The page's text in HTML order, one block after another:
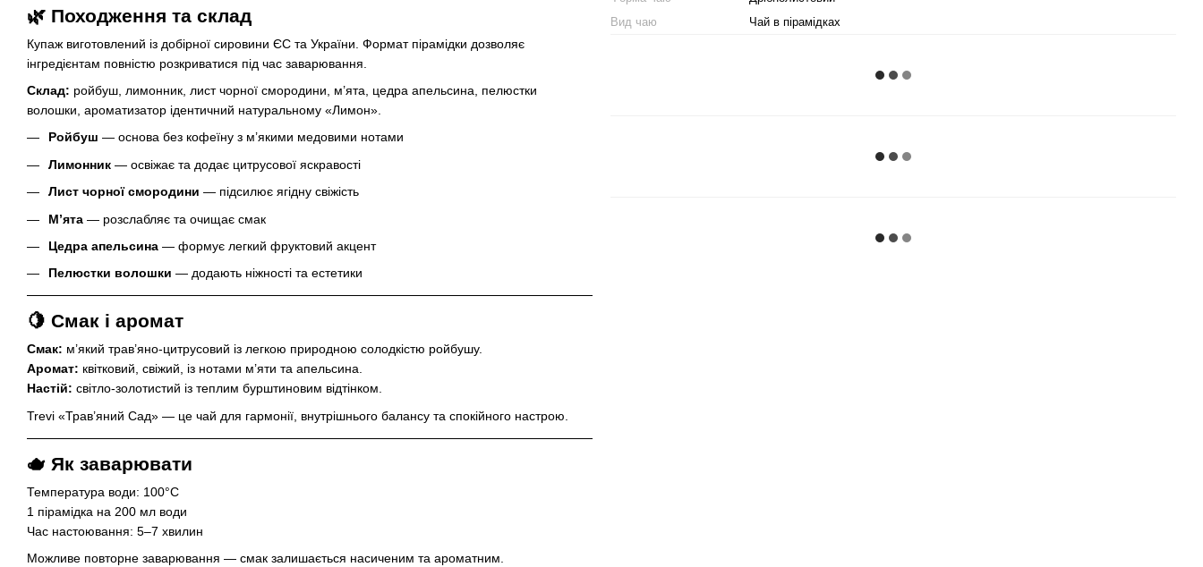
🌿 Походження та склад
Купаж виготовлений із добірної сировини ЄС та України. Формат пірамідки дозволяє
інгредієнтам повністю розкриватися під час заварювання.
Склад: ройбуш, лимонник, лист чорної смородини, м’ята, цедра апельсина, пелюстки
волошки, ароматизатор ідентичний натуральному «Лимон».
Ройбуш — основа без кофеїну з м’якими медовими нотами
Лимонник — освіжає та додає цитрусової яскравості
Лист чорної смородини — підсилює ягідну свіжість
М’ята — розслабляє та очищає смак
Цедра апельсина — формує легкий фруктовий акцент
Пелюстки волошки — додають ніжності та естетики
🍋 Смак і аромат
Смак: м’який трав’яно-цитрусовий із легкою природною солодкістю ройбушу.
Аромат: квітковий, свіжий, із нотами м’яти та апельсина.
Настій: світло-золотистий із теплим бурштиновим відтінком.
Trevi «Трав’яний Сад» — це чай для гармонії, внутрішнього балансу та спокійного настрою.
🫖 Як заварювати
Температура води: 100°C
1 пірамідка на 200 мл води
Час настоювання: 5–7 хвилин
Можливе повторне заварювання — смак залишається насиченим та ароматним.
Вид чаю
Чай в пірамідках